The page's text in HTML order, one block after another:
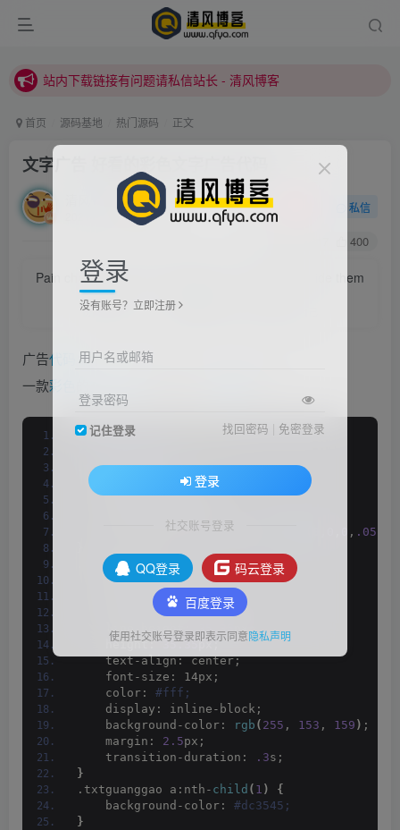
本站正式开启推广，具体查看个人中心。
本站正式开启推广，具体查看个人中心。
站内下载链接有问题请私信站长 - 清风博客
首页 源码基地 热门源码 正文
文字广告 好看的彩色文字广告代码
2021/6/25/ 23:24更新
私信
400
Pain changes people. However, love will finally guide them
伤痛会改变一个人，但爱最终总会让你找回最初的自己
广告代码
：
一款彩色
<style type= "text/CSS">
.txtguanggao{
    width:
%;
    overflow: hidden;
    box-shadow:
0 1px 2px , .05
.txtguanggao a{
    width:
24.5%;
    float: left;
    border-radius: 2px;
    line-height:
35.35px;
    height:
35.35px;
    text-align: center;
    font-size: 14px;
    color:
#fff;
    display: inline-block;
    background-color:
rgb ( 255 , 153 , 159 ) ;
    margin:
2.5px;
    transition-duration:
.3s;
}
.txtguanggao a:nth- child ( 1 )
{
    background-color:
#dc3545;
}
登录
没有账号？立即注册
用户名或邮箱
登录密码
记住登录 找回密码 | 免密登录
登录
社交账号登录
QQ登录
码云登录
百度登录
使用社交账号登录即表示同意隐私声明